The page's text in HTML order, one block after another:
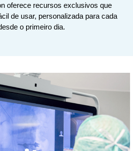
oferece recursos exclusivos que
de usar, personalizada para cada
o primeiro dia.